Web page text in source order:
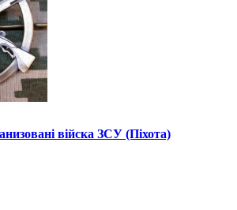
війска ЗСУ (Піхота)